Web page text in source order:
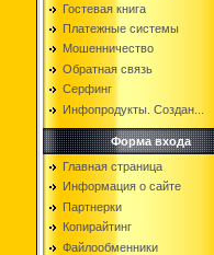
Гостевая книга
Платежные системы
Мошенничество
Обратная связь
Серфинг
Инфопродукты. Создан...
Форма входа
Главная страница
Информация о сайте
Партнерки
Копирайтинг
Файлообменники